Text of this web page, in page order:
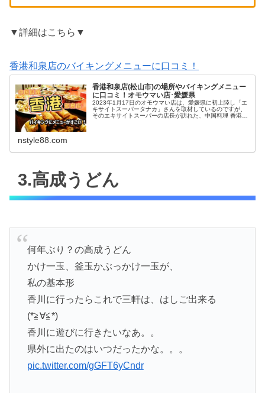
▼詳細はこちら▼
香港和泉店のバイキングメニューに口コミ！
香港和泉店(松山市)の場所やバイキングメニュー
に口コミ！オモウマい店･愛媛県
2023年1月17日のオモウマい店は、愛媛県に初上陸し「エ
キサイトスーパータナカ」さんを取材しているのですが、
そのエキサイトスーパーの店長が訪れた、中国料理 香港
nstyle88.com
3.高成うどん
何年ぶり？の高成うどん
かけ一玉、釜玉かぶっかけ一玉が、
私の基本形
香川に行ったらこれで三軒は、はしご出来る
(*≧∀≦*)
香川に遊びに行きたいなあ。。
県外に出たのはいつだったかな。。。
pic.twitter.com/gGFT6yCndr